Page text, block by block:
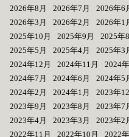
2026年8月
2026年7月 2026年6
2026年3月
2026年2月 2026年1
2025年10月
2025年9月 2025年
2025年5月
2025年4月 2025年3
2024年12月
2024年11月 2024
2024年7月
2024年6月 2024年5
2024年2月
2024年1月 2023年
2023年9月
2023年8月 2023年7
2023年4月
2023年3月 2023年2
2022年11月
2022年10月 2022